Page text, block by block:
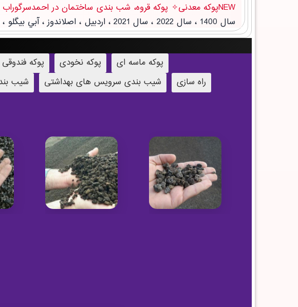
NEWپوکه معدنی✧ پوکه قروه، شب بندی ساختمان در احمدسرگوراب
پوکه فندوقی پوکه نخودی
پوکه ماسه ای
شیب شیب بندی سرویس های بهداشتی
راه سازی